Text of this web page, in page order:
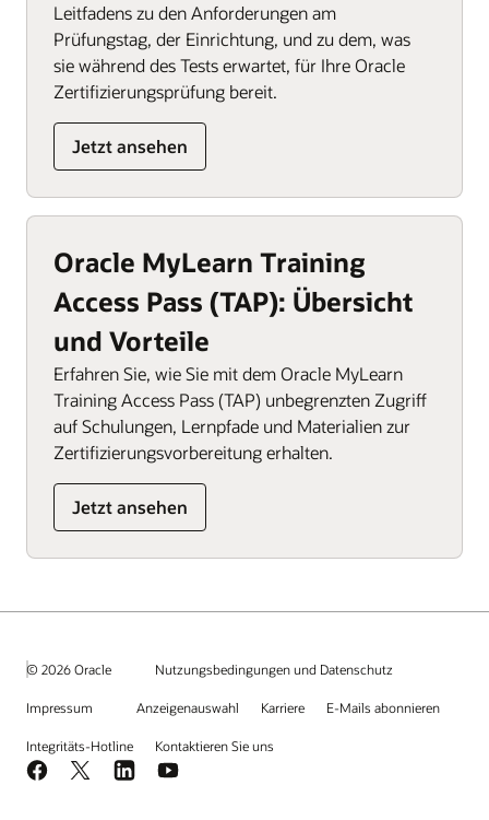
Leitfadens zu den Anforderungen am
Prüfungstag, der Einrichtung, und zu dem, was
sie während des Tests erwartet, für Ihre Oracle
Zertifizierungsprüfung bereit.
Jetzt ansehen
Oracle MyLearn Training
Access Pass (TAP): Übersicht
und Vorteile
Erfahren Sie, wie Sie mit dem Oracle MyLearn
Training Access Pass (TAP) unbegrenzten Zugriff
auf Schulungen, Lernpfade und Materialien zur
Zertifizierungsvorbereitung erhalten.
Jetzt ansehen
© 2026 Oracle Nutzungsbedingungen und Datenschutz
Impressum Anzeigenauswahl Karriere E-Mails abonnieren
Integritäts-Hotline Kontaktieren Sie uns
Facebook
X LinkedInYouTube